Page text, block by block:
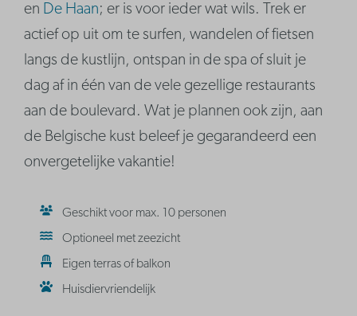
en De Haan; er is voor ieder wat wils. Trek er
actief op uit om te surfen, wandelen of fietsen
langs de kustlijn, ontspan in de spa of sluit je
dag af in één van de vele gezellige restaurants
aan de boulevard. Wat je plannen ook zijn, aan
de Belgische kust beleef je gegarandeerd een
onvergetelijke vakantie!
Geschikt voor max. 10 personen
Optioneel met zeezicht
Eigen terras of balkon
Huisdiervriendelijk